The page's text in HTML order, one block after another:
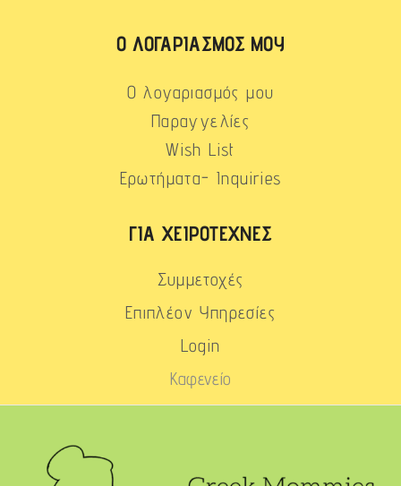
Ο ΛΟΓΑΡΙΑΣΜΌΣ ΜΟΥ
Ο λογαριασμός μου
Παραγγελίες
Wish List
Ερωτήματα- Inquiries
ΓΙΑ ΧΕΙΡΟΤΈΧΝΕΣ
Συμμετοχές
Επιπλέον Υπηρεσίες
Login
Καφενείο